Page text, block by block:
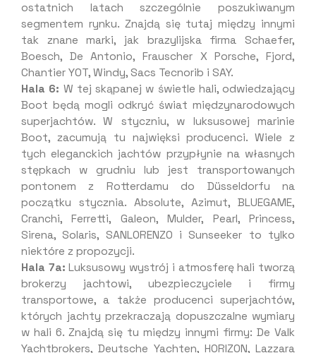
ostatnich latach szczególnie poszukiwanym
segmentem rynku. Znajdą się tutaj między innymi
tak znane marki, jak brazylijska firma Schaefer,
Boesch, De Antonio, Frauscher X Porsche, Fjord,
Chantier YOT, Windy, Sacs Tecnorib i SAY.
Hala 6: W tej skąpanej w świetle hali, odwiedzający
Boot będą mogli odkryć świat międzynarodowych
superjachtów. W styczniu, w luksusowej marinie
Boot, zacumują tu najwięksi producenci. Wiele z
tych eleganckich jachtów przypłynie na własnych
stępkach w grudniu lub jest transportowanych
pontonem z Rotterdamu do Düsseldorfu na
początku stycznia. Absolute, Azimut, BLUEGAME,
Cranchi, Ferretti, Galeon, Mulder, Pearl, Princess,
Sirena, Solaris, SANLORENZO i Sunseeker to tylko
niektóre z propozycji.
Hala 7a: Luksusowy wystrój i atmosferę hali tworzą
brokerzy jachtowi, ubezpieczyciele i firmy
transportowe, a także producenci superjachtów,
których jachty przekraczają dopuszczalne wymiary
w hali 6. Znajdą się tu między innymi firmy: De Valk
Yachtbrokers, Deutsche Yachten, HORIZON, Lazzara